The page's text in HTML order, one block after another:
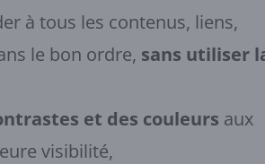
à tous les contenus, liens,
le bon ordre, sans utiliser
et des couleurs aux
visibilité,